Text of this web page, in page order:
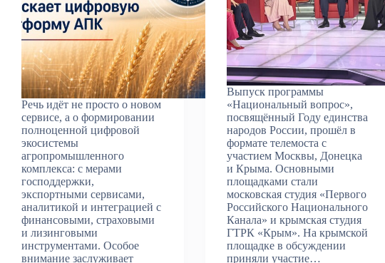
Речь идёт не просто о новом
сервисе, а о формировании
полноценной цифровой
экосистемы
агропромышленного
комплекса: с мерами
господдержки,
экспортными сервисами,
аналитикой и интеграцией с
финансовыми, страховыми
и лизинговыми
инструментами. Особое
внимание заслуживает
Выпуск программы
«Национальный вопрос»,
посвящённый Году единства
народов России, прошёл в
формате телемоста с
участием Москвы, Донецка
и Крыма. Основными
площадками стали
московская студия «Первого
Российского Национального
Канала» и крымская студия
ГТРК «Крым». На крымской
площадке в обсуждении
приняли участие…